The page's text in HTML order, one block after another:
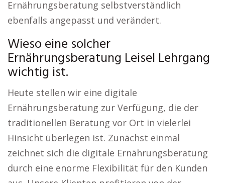
Ernährungsberatung selbstverständlich
ebenfalls angepasst und verändert.
Wieso eine solcher
Ernährungsberatung Leisel Lehrgang
wichtig ist.
Heute stellen wir eine digitale
Ernährungsberatung zur Verfügung, die der
traditionellen Beratung vor Ort in vielerlei
Hinsicht überlegen ist. Zunächst einmal
zeichnet sich die digitale Ernährungsberatung
durch eine enorme Flexibilität für den Kunden